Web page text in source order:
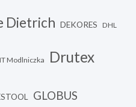
Dietrich DEKORES DHL
Modlniczka Drutex
GLOBUS